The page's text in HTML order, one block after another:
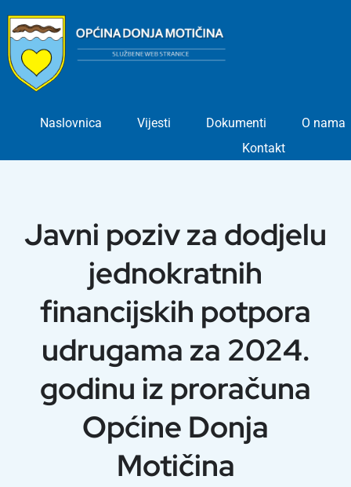
content
Naslovnica Vijesti Dokumenti
O nama
Kontakt
Javni poziv za dodjelu
jednokratnih
financijskih potpora
udrugama za 2024.
godinu iz proračuna
Općine Donja
Motičina